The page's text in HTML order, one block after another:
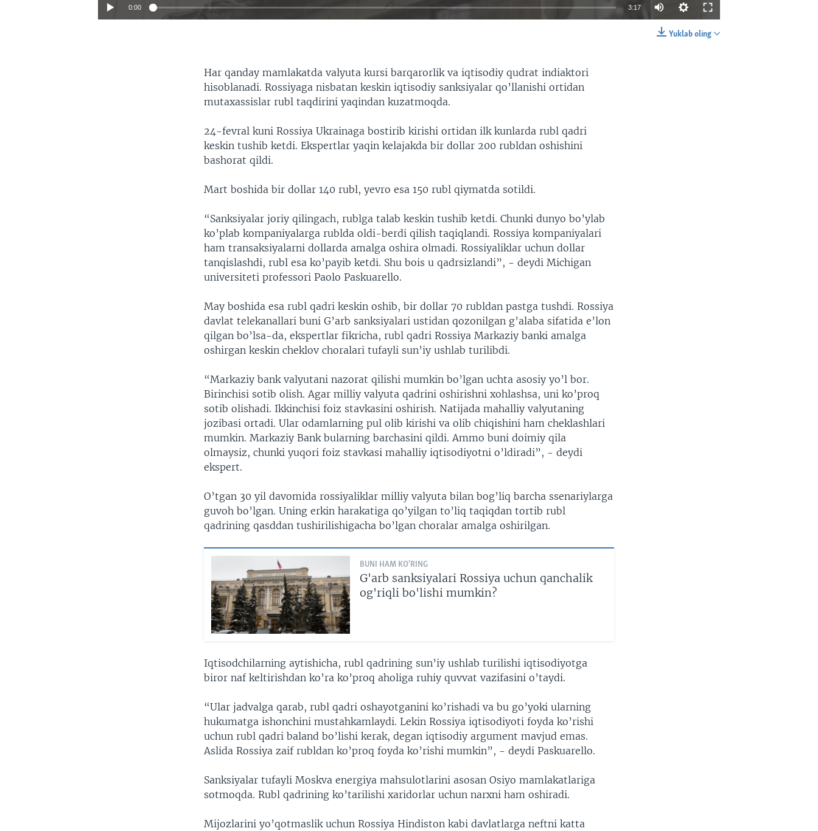
0:00 3:17
Yuklab oling
Har qanday mamlakatda valyuta kursi barqarorlik va iqtisodiy qudrat indiaktori
hisoblanadi. Rossiyaga nisbatan keskin iqtisodiy sanksiyalar qo’llanishi ortidan
mutaxassislar rubl taqdirini yaqindan kuzatmoqda.
24-fevral kuni Rossiya Ukrainaga bostirib kirishi ortidan ilk kunlarda rubl qadri
keskin tushib ketdi. Ekspertlar yaqin kelajakda bir dollar 200 rubldan oshishini
bashorat qildi.
Mart boshida bir dollar 140 rubl, yevro esa 150 rubl qiymatda sotildi.
“Sanksiyalar joriy qilingach, rublga talab keskin tushib ketdi. Chunki dunyo bo’ylab
ko’plab kompaniyalarga rublda oldi-berdi qilish taqiqlandi. Rossiya kompaniyalari
ham transaksiyalarni dollarda amalga oshira olmadi. Rossiyaliklar uchun dollar
tanqislashdi, rubl esa ko’payib ketdi. Shu bois u qadrsizlandi”, - deydi Michigan
universiteti professori Paolo Paskuarello.
May boshida esa rubl qadri keskin oshib, bir dollar 70 rubldan pastga tushdi. Rossiya
davlat telekanallari buni G’arb sanksiyalari ustidan qozonilgan g’alaba sifatida e’lon
qilgan bo’lsa-da, ekspertlar fikricha, rubl qadri Rossiya Markaziy banki amalga
oshirgan keskin cheklov choralari tufayli sun’iy ushlab turilibdi.
“Markaziy bank valyutani nazorat qilishi mumkin bo’lgan uchta asosiy yo’l bor.
Birinchisi sotib olish. Agar milliy valyuta qadrini oshirishni xohlashsa, uni ko’proq
sotib olishadi. Ikkinchisi foiz stavkasini oshirish. Natijada mahalliy valyutaning
jozibasi ortadi. Ular odamlarning pul olib kirishi va olib chiqishini ham cheklashlari
mumkin. Markaziy Bank bularning barchasini qildi. Ammo buni doimiy qila
olmaysiz, chunki yuqori foiz stavkasi mahalliy iqtisodiyotni o’ldiradi”, - deydi
ekspert.
O’tgan 30 yil davomida rossiyaliklar milliy valyuta bilan bog’liq barcha ssenariylarga
guvoh bo’lgan. Uning erkin harakatiga qo’yilgan to’liq taqiqdan tortib rubl
qadrining qasddan tushirilishigacha bo’lgan choralar amalga oshirilgan.
BUNI HAM KO'RING
G'arb sanksiyalari Rossiya uchun qanchalik
og'riqli bo'lishi mumkin?
Iqtisodchilarning aytishicha, rubl qadrining sun’iy ushlab turilishi iqtisodiyotga
biror naf keltirishdan ko’ra ko’proq aholiga ruhiy quvvat vazifasini o’taydi.
“Ular jadvalga qarab, rubl qadri oshayotganini ko’rishadi va bu go’yoki ularning
hukumatga ishonchini mustahkamlaydi. Lekin Rossiya iqtisodiyoti foyda ko’rishi
uchun rubl qadri baland bo’lishi kerak, degan iqtisodiy argument mavjud emas.
Aslida Rossiya zaif rubldan ko’proq foyda ko’rishi mumkin”, - deydi Paskuarello.
Sanksiyalar tufayli Moskva energiya mahsulotlarini asosan Osiyo mamlakatlariga
sotmoqda. Rubl qadrining ko’tarilishi xaridorlar uchun narxni ham oshiradi.
Mijozlarini yo’qotmaslik uchun Rossiya Hindiston kabi davlatlarga neftni katta